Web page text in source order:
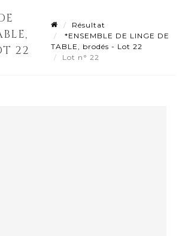
22
Résultat
*ENSEMBLE DE LINGE DE
TABLE, brodés - Lot 22
Lot n° 22